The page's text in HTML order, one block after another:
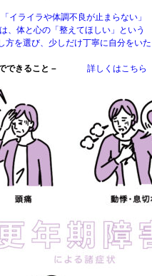
イライラや体調不良が止まらない」
、体と心の「整えてほしい」という
方を選び、少しだけ丁寧に自分をいた
できること –
詳しくはこちら